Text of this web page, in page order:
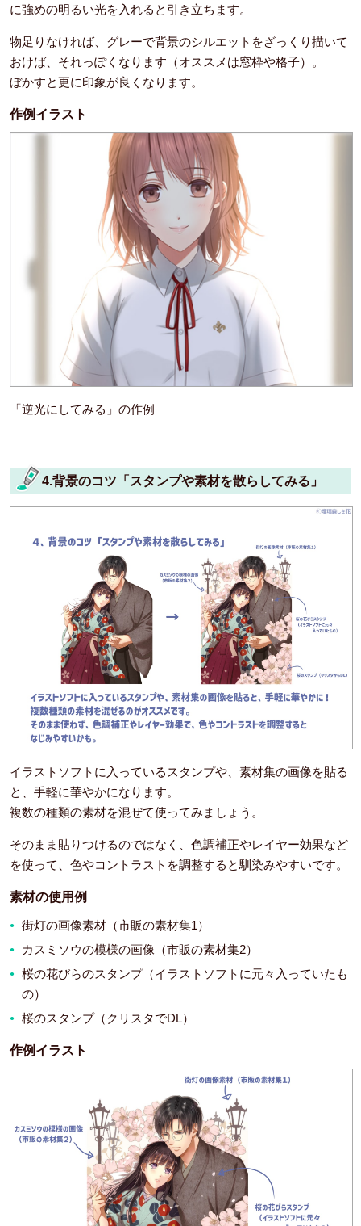
に強めの明るい光を入れると引き立ちます。
物足りなければ、グレーで背景のシルエットをざっくり描いて
おけば、それっぽくなります（オススメは窓枠や格子）。
ぼかすと更に印象が良くなります。
作例イラスト
「逆光にしてみる」の作例
4.背景のコツ「スタンプや素材を散らしてみる」
イラストソフトに入っているスタンプや、素材集の画像を貼る
と、手軽に華やかになります。
複数の種類の素材を混ぜて使ってみましょう。
そのまま貼りつけるのではなく、色調補正やレイヤー効果など
を使って、色やコントラストを調整すると馴染みやすいです。
素材の使用例
街灯の画像素材（市販の素材集1）
カスミソウの模様の画像（市販の素材集2）
桜の花びらのスタンプ（イラストソフトに元々入っていたも
の）
桜のスタンプ（クリスタでDL）
作例イラスト